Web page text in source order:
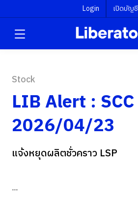
Login เปิดบัญชี
Stock
LIB Alert : SCC
2026/04/23
แจ้งหยุดผลิตชั่วคราว LSP
...